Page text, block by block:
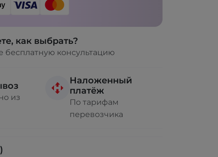
как выбрать?
бесплатную консультацию
из
Наложенный
платёж
По тарифам
перевозчика